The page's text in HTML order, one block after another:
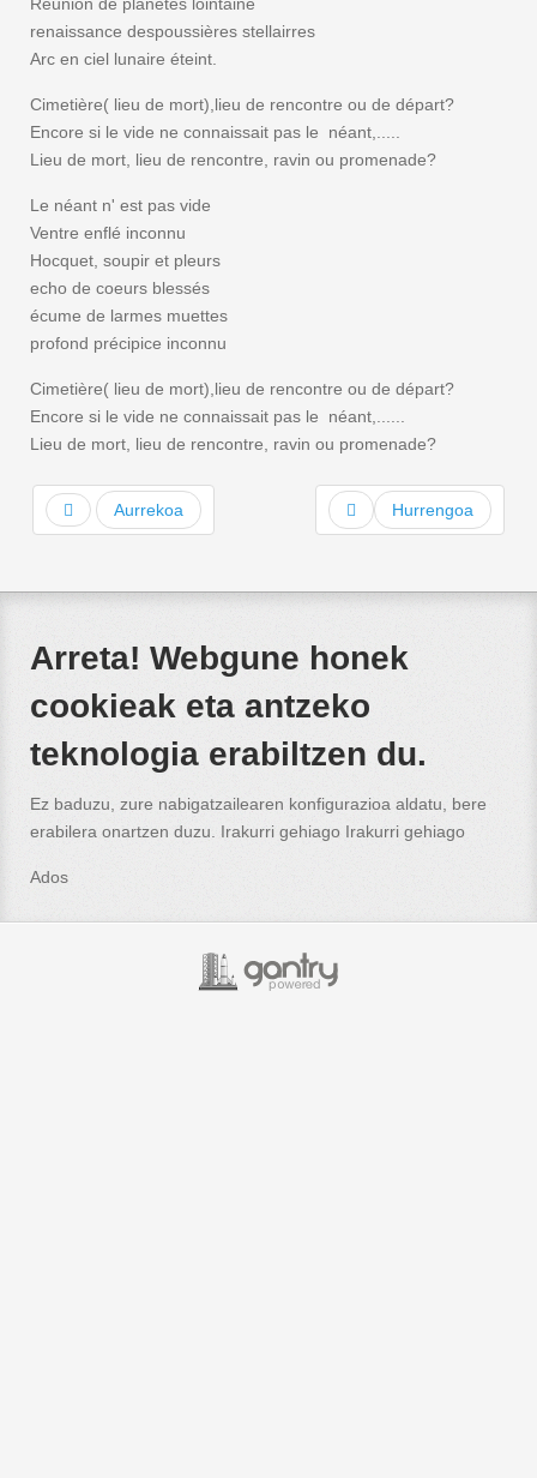
renaissance despoussières stellairres
Arc en ciel lunaire éteint.
Cimetière( lieu de mort),lieu de rencontre ou de départ?
Encore si le vide ne connaissait pas le néant,.....
Lieu de mort, lieu de rencontre, ravin ou promenade?
Le néant n' est pas vide
Ventre enflé inconnu
Hocquet, soupir et pleurs
echo de coeurs blessés
écume de larmes muettes
profond précipice inconnu
Cimetière( lieu de mort),lieu de rencontre ou de départ?
Encore si le vide ne connaissait pas le néant,......
Lieu de mort, lieu de rencontre, ravin ou promenade?
Aurrekoa Hurrengoa
Arreta! Webgune honek
cookieak eta antzeko
teknologia erabiltzen du.
Ez baduzu, zure nabigatzailearen konfigurazioa aldatu, bere
erabilera onartzen duzu. Irakurri gehiago Irakurri gehiago
Ados